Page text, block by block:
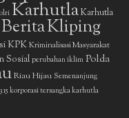
KarhutlaKarhutla
Kliping
KPKKriminalisasi Masyarakat
Sosial perubahan iklim Polda
Riau Hijau Semenanjung
15 korporasi tersangka karhutla